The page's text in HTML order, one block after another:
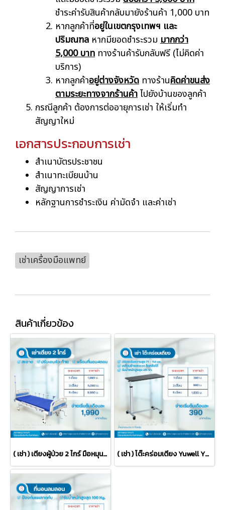
ชำระค่ารับสินค้ากลับมายังร้านค้า 1,000 บาท
หากลูกค้าที่อยู่ในเขตกรุงเทพฯ และ
ปริมณฑล หากมียอดชำระรวม มากกว่า
5,000 บาท ทางร้านค้ารับกลับฟรี (ไม่คิดค่า
บริการ)
หากลูกค้าอยู่ต่างจังหวัด ทางร้านคิดค่าขนส่ง
ตามระยะทางจากร้านค้าไปยังบ้านของลูกค้า
กรณีลูกค้า ต้องการต่ออายุการเช่า ให้เริ่มทำ
สัญญาใหม่
เอกสารประกอบการเช่า
สำเนาบัตรประชาชน
สำเนาทะเบียนบ้าน
สัญญาการเช่า
หลักฐานการชำระเงิน ค่ามัดจำ และค่าเช่า
เช่าเครื่องมือแพทย์
สินค้าเกี่ยวข้อง
( เช่า ) เตียงผู้ป่วย 2 ไกร์ มือหมุน หัวท้าย ABS ราวสไลด์ พร้อมเบาะนอน 4 ตอน ( เช่า ) โต๊ะคร่อมเตียง Yuwell YU610 ปรับระดับได้